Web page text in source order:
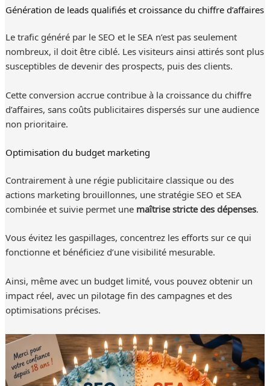
Génération de leads qualifiés et croissance du chiffre d’affaires
Le trafic généré par le SEO et le SEA n’est pas seulement
nombreux, il doit être ciblé. Les visiteurs ainsi attirés sont plus
susceptibles de devenir des prospects, puis des clients.
Cette conversion accrue contribue à la croissance du chiffre
d’affaires, sans coûts publicitaires dispersés sur une audience
non prioritaire.
Optimisation du budget marketing
Contrairement à une régie publicitaire classique ou des
actions marketing brouillonnes, une stratégie SEO et SEA
combinée et suivie permet unemaîtrise stricte des dépenses.
Vous évitez les gaspillages, concentrez les efforts sur ce qui
fonctionne et bénéficiez d’une visibilité mesurable.
Ainsi, même avec un budget limité, vous pouvez obtenir un
impact réel, avec un pilotage fin des campagnes et des
optimisations précises.